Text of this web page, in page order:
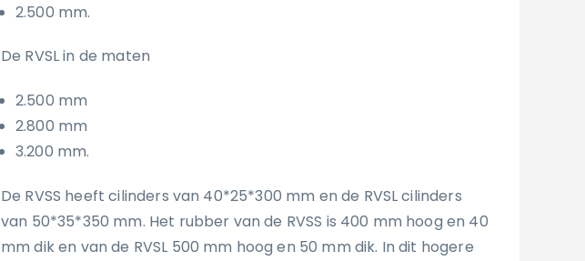
2.500 mm.
De RVSL in de maten
2.500 mm
2.800 mm
3.200 mm.
De RVSS heeft cilinders van 40*25*300 mm en de RVSL cilinders
van 50*35*350 mm. Het rubber van de RVSS is 400 mm hoog en 40
mm dik en van de RVSL 500 mm hoog en 50 mm dik. In dit hogere